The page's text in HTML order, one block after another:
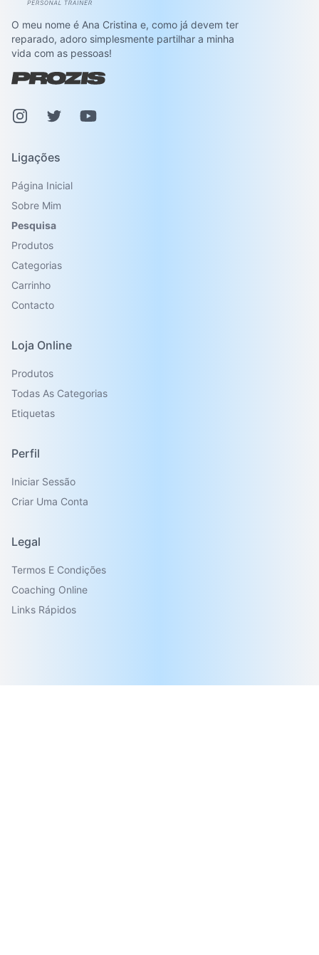
O meu nome é Ana Cristina e, como já devem ter
reparado, adoro simplesmente partilhar a minha
vida com as pessoas!
InstagramPinterestYoutube
Ligações
Página Inicial
Sobre Mim
Pesquisa
Produtos
Categorias
Carrinho
Contacto
Loja Online
Produtos
Todas As Categorias
Etiquetas
Perfil
Iniciar Sessão
Criar Uma Conta
Legal
Termos E Condições
Coaching Online
Links Rápidos